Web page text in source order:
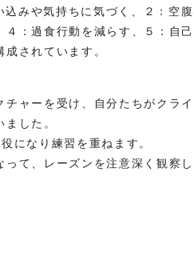
オンラインスト
みや気持ちに気づく、２：空
：過食行動を減らす、５：自
されています。
チャーを受け、自分たちがク
した。
になり練習を重ねます。
って、レーズンを注意深く観察